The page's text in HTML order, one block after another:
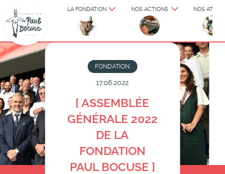
LA FONDATION NOS ACTIONS NOS
17.06.2022
FONDATION
[ ASSEMBLÉE
GÉNÉRALE 2022
DE LA
FONDATION
PAUL BOCUSE ]